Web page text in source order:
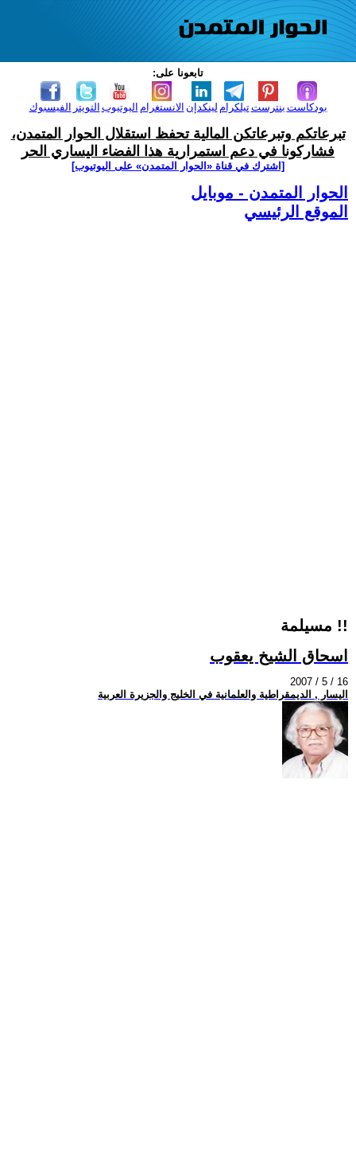
تابعونا على:
الفيسبوك التويتر اليوتيوب الانستغرام لينكدإن تيلكرامبنترست بودكاست
تبرعاتكم وتبرعاتكن المالية تحفظ استقلال الحوار المتمدن،
فشاركونا في دعم استمرارية هذا الفضاء اليساري الحر
[اشترك في قناة ‫«الحوار المتمدن» على اليوتيوب]
الحوار المتمدن - موبايل
الموقع الرئيسي
مسيلمة !!
اسحاق الشيخ يعقوب
2007 / 5 / 16
اليسار , الديمقراطية والعلمانية في الخليج والجزيرة العربية